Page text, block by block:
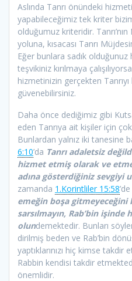
Aslında Tanrı önündeki
yapabileceğimiz tek kriter
olduğumuz kriteridir.
yoluna, kısacası Tanrı
Eğer bunlara sadık olduğunuz
teşvikiniz kırılmaya
hizmetinizin gerçekten
güvenebilirsiniz.
Daha önce dediğimiz gibi
eden Tanrıya ait kişiler için
Bunlardan yalnız iki tanesine
6:10’da Tanrı adaletsiz
hizmet etmiş olarak ve
adına gösterdiğiniz sevgiyi
zamanda 1.Korintliler 15:58’de
emeğin boşa gitmeyeceğini
sarsılmayın, Rab’bin
olundemektedir. Bunları
dirilmiş beden ve Rab’bin
yaptıklarınızı hiç kimse
Rabbin kendisi takdir
önemlidir.